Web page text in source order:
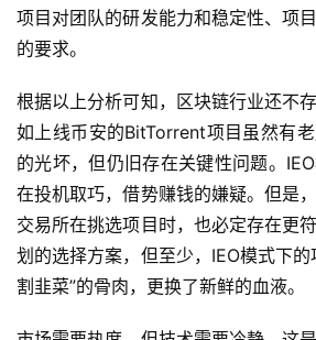
项目对团队的研发能力和稳定性、项
的要求。
根据以上分析可知，区块链行业还不
如上线币安的BitTorrent项目虽然有
的光坏，但仍旧存在关键性问题。
在投机取巧，借势赚钱的嫌疑。但是
交易所在挑选项目时，也必定存在更
划的选择方案，但至少，IEO模式下
割韭菜”的骨肉，更换了新鲜的血液。